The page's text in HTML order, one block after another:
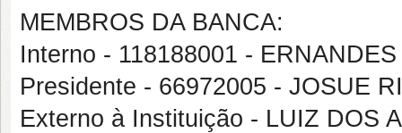
MEMBROS DA BANCA:
Interno - 118188001 -
Presidente - 66972005 - JOSUE
Externo à Instituição - LUIZ DOS